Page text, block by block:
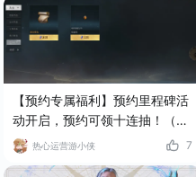
【预约专属福利】预约里程碑活
动开启，预约可领十连抽！（拜
托，十连抽真的很酷的好吗）
热心运营游小侠 7